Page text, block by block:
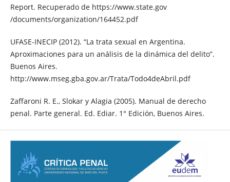
Report. Recuperado de https://www.state.gov
/documents/organization/164452.pdf
UFASE-INECIP (2012). “La trata sexual en Argentina.
Aproximaciones para un análisis de la dinámica del delito”.
Buenos Aires.
http://www.mseg.gba.gov.ar/Trata/Todo4deAbril.pdf
Zaffaroni R. E., Slokar y Alagia (2005). Manual de derecho
penal. Parte general. Ed. Ediar. 1° Edición, Buenos Aires.